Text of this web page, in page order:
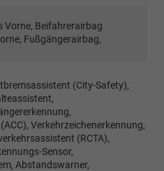
Vorne, Beifahrerairbag
Fußgängerairbag,
(City-Safety),
Verkehrzeichenerkennung,
(RCTA),
Sensor,
Abstandswarner,